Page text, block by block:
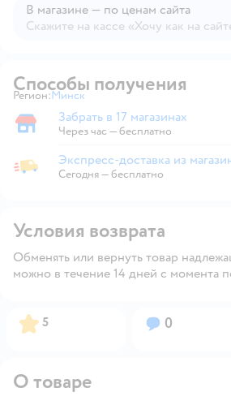
В магазине — по ценам сайта
Скажите на кассе «Хочу как на
Способы получения
Регион: Выбор адреса доставки.
Минск
Забрать в магазине
Забрать в 17 магазинах
Через час — бесплатно
Экспресс-доставка из магазина
Экспресс-доставка из
Сегодня—бесплатно
Условия возврата
Обменять или вернуть товар
можно в течение 14 дней с момента
Рейтинг:
5 Вопросов:
0
О товаре